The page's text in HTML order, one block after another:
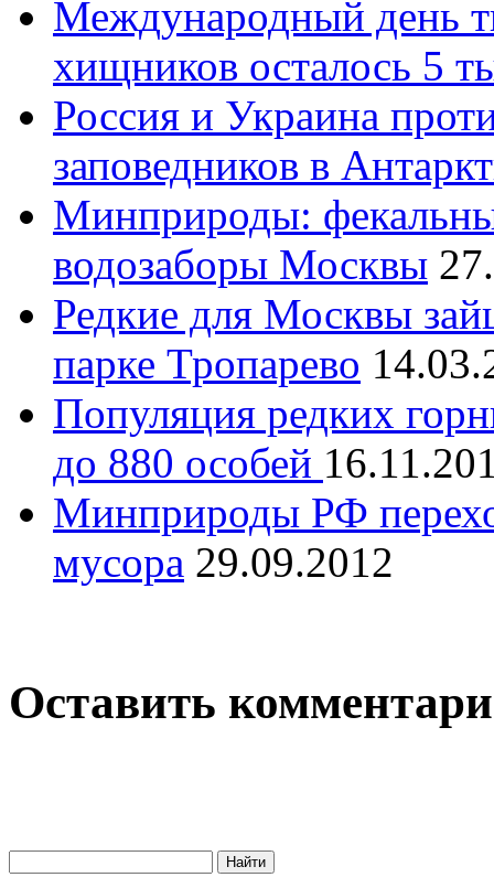
Международный день
хищников осталось 5
Россия и Украина
заповедников в
Минприроды:
водозаборы Москвы
Редкие для Москвы
парке Тропарево
Популяция редких
до 880 особей
Минприроды РФ
мусора 29.09.2012
Оставить